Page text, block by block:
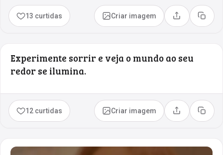
13 curtidas Criar imagem Compartilhar
Copiar
Experimente sorrir e veja o mundo ao seu
redor se ilumina.
12 curtidas Criar imagem Compartilhar
Copiar